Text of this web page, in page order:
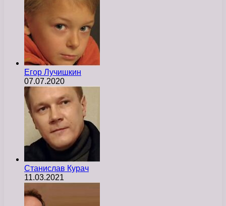
Егор Лучишкин
07.07.2020
Станислав Курач
11.03.2021